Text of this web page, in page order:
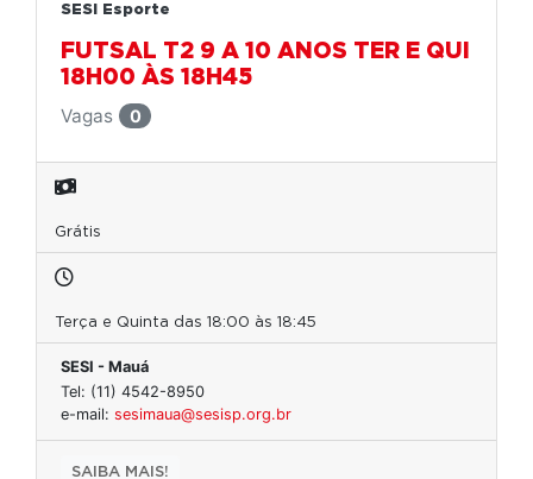
SESI Esporte
FUTSAL T2 9 A 10 ANOS TER E QUI
18H00 ÀS 18H45
Vagas
0
Grátis
Terça e Quinta das 18:00 às 18:45
SESI - Mauá
Tel: (11) 4542-8950
e-mail: sesimaua@sesisp.org.br
SAIBA MAIS!